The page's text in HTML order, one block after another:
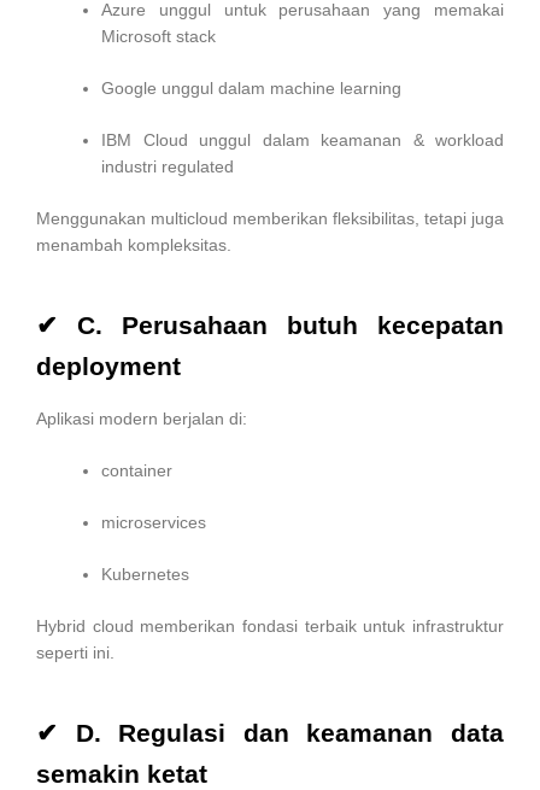
Azure unggul untuk perusahaan yang memakai
Microsoft stack
Google unggul dalam machine learning
IBM Cloud unggul dalam keamanan & workload
industri regulated
Menggunakan multicloud memberikan fleksibilitas, tetapi juga
menambah kompleksitas.
✔ C. Perusahaan butuh kecepatan
deployment
Aplikasi modern berjalan di:
container
microservices
Kubernetes
Hybrid cloud memberikan fondasi terbaik untuk infrastruktur
seperti ini.
✔ D. Regulasi dan keamanan data
semakin ketat